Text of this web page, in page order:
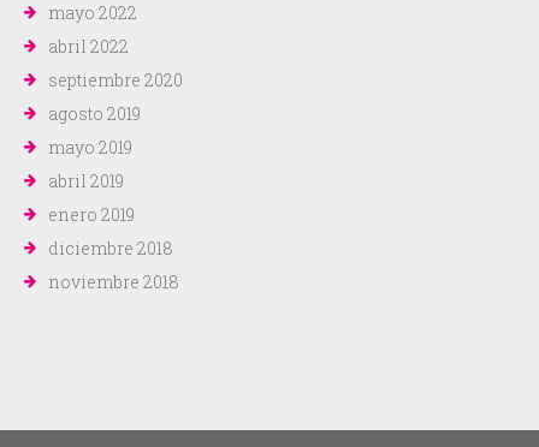
mayo 2022
abril 2022
septiembre 2020
agosto 2019
mayo 2019
abril 2019
enero 2019
diciembre 2018
noviembre 2018